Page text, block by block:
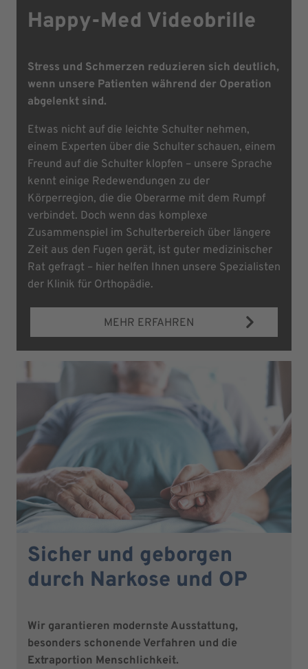
Happy-Med Videobrille
Stress und Schmerzen reduzieren sich deutlich,
wenn unsere Patienten während der Operation
abgelenkt sind.
Etwas nicht auf die leichte Schulter nehmen,
einem Experten über die Schulter schauen, einem
Freund auf die Schulter klopfen – unsere Sprache
kennt einige Redewendungen zu der
Körperregion, die die Oberarme mit dem Rumpf
verbindet. Doch wenn das komplexe
Zusammenspiel im Schulterbereich über längere
Zeit aus den Fugen gerät, ist guter medizinischer
Rat gefragt – hier helfen Ihnen unsere Spezialisten
der Klinik für Orthopädie.
MEHR ERFAHREN
Sicher und geborgen
durch Narkose und OP
Wir garantieren modernste Ausstattung,
besonders schonende Verfahren und die
Extraportion Menschlichkeit.